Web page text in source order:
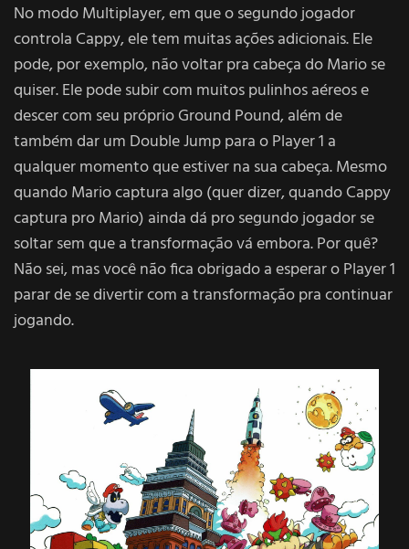
No modo Multiplayer, em que o segundo jogador
controla Cappy, ele tem muitas ações adicionais. Ele
pode, por exemplo, não voltar pra cabeça do Mario se
quiser. Ele pode subir com muitos pulinhos aéreos e
descer com seu próprio Ground Pound, além de
também dar um Double Jump para o Player 1 a
qualquer momento que estiver na sua cabeça. Mesmo
quando Mario captura algo (quer dizer, quando Cappy
captura pro Mario) ainda dá pro segundo jogador se
soltar sem que a transformação vá embora. Por quê?
Não sei, mas você não fica obrigado a esperar o Player 1
parar de se divertir com a transformação pra continuar
jogando.